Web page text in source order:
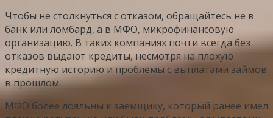
Чтобы не столкнуться с отказом, обращайтесь не в
банк или ломбард, а в МФО, микрофинансовую
организацию. В таких компаниях почти всегда без
отказов выдают кредиты, несмотря на плохую
кредитную историю и проблемы с выплатами займов
в прошлом.
МФО более лояльны к заемщику, который ранее имел